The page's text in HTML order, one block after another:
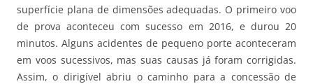
superfície plana de dimensões adequadas. O primeiro voo
de prova aconteceu com sucesso em 2016, e durou 20
minutos. Alguns acidentes de pequeno porte aconteceram
em voos sucessivos, mas suas causas já foram corrigidas.
Assim, o dirigível abriu o caminho para a concessão de